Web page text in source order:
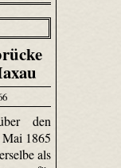
den
1865
als